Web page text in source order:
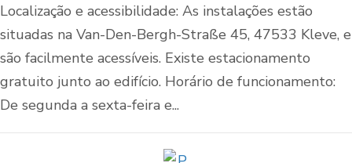
Localização e acessibilidade: As instalações estão
situadas na Van-Den-Bergh-Straße 45, 47533 Kleve, e
são facilmente acessíveis. Existe estacionamento
gratuito junto ao edifício. Horário de funcionamento:
De segunda a sexta-feira e...